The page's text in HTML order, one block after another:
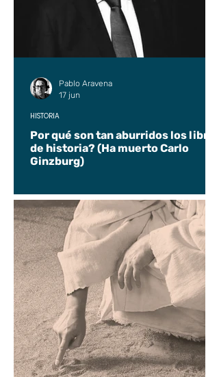
Por qué son tan aburridos los libros
de historia? (Ha muerto Carlo
Ginzburg)
HISTORIA
Pablo Aravena
17 jun